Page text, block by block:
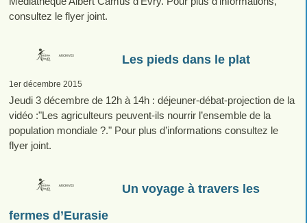
consultez le flyer joint.
Les pieds dans le plat
1er décembre 2015
Jeudi 3 décembre de 12h à 14h : déjeuner-débat-projection de la
vidéo :"Les agriculteurs peuvent-ils nourrir l’ensemble de la
population mondiale ?." Pour plus d’informations consultez le
flyer joint.
Un voyage à travers les
fermes d’Eurasie